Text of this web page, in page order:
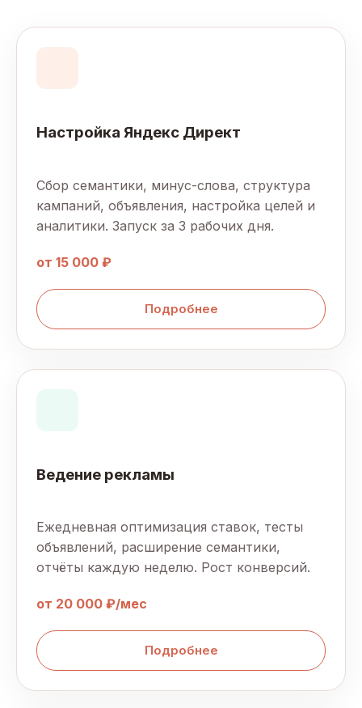
Настройка Яндекс Директ
Сбор семантики, минус-слова, структура
кампаний, объявления, настройка целей и
аналитики. Запуск за 3 рабочих дня.
от 15 000 ₽
Подробнее
Ведение рекламы
Ежедневная оптимизация ставок, тесты
объявлений, расширение семантики,
отчёты каждую неделю. Рост конверсий.
от 20 000 ₽/мес
Подробнее